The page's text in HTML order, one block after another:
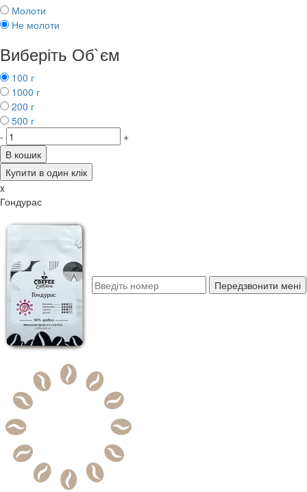
Молоти
Не молоти
Виберіть Об`єм
100 г
1000 г
200 г
500 г
-
+
В кошик
Купити в один клік
x
Гондурас